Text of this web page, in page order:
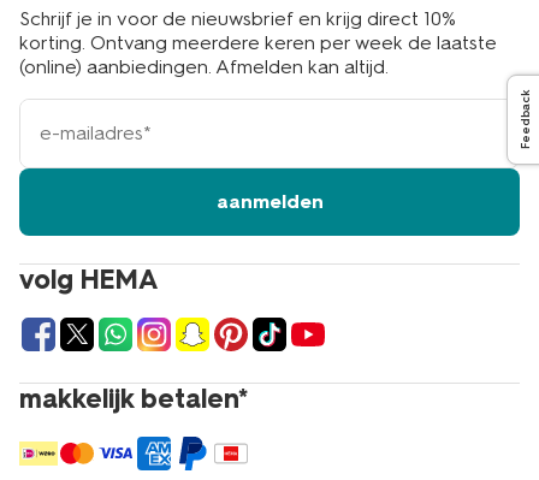
volg HEMA
makkelijk betalen*
Schrijf je in voor de nieuwsbrief en krijg direct 10%
korting. Ontvang meerdere keren per week de laatste
(online) aanbiedingen. Afmelden kan altijd.
e-
mailadres
aanmelden
Feedback